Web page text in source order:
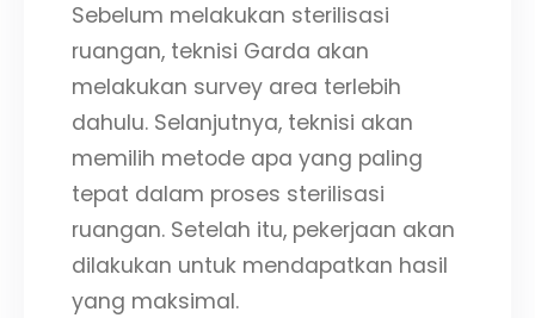
Sebelum melakukan sterilisasi
ruangan, teknisi Garda akan
melakukan survey area terlebih
dahulu. Selanjutnya, teknisi akan
memilih metode apa yang paling
tepat dalam proses sterilisasi
ruangan. Setelah itu, pekerjaan akan
dilakukan untuk mendapatkan hasil
yang maksimal.